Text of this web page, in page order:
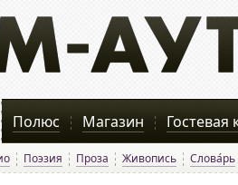
Полюс Магазин Гостевая
Поэзия Проза Живопись Слова́рь